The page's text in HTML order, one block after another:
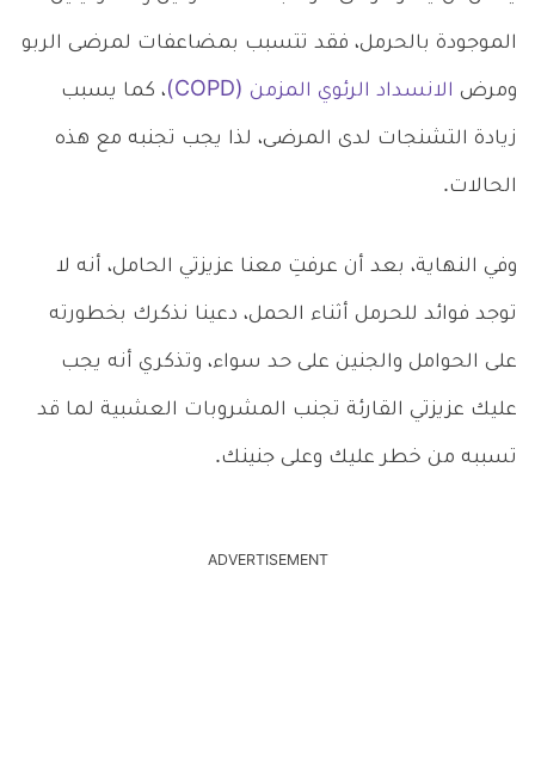
الموجودة بالحرمل، فقد تتسبب بمضاعفات لمرضى الربو
ومرض الانسداد الرئوي المزمن (COPD) ، كما يسبب
زيادة التشنجات لدى المرضى، لذا يجب تجنبه مع هذه
الحالات.
وفي النهاية، بعد أن عرفتِ معنا عزيزتي الحامل، أنه لا
توجد فوائد للحرمل أثناء الحمل، دعينا نذكرك بخطورته
على الحوامل والجنين على حد سواء، وتذكري أنه يجب
عليك عزيزتي القارئة تجنب المشروبات العشبية لما قد
تسببه من خطر عليك وعلى جنينك.
ADVERTISEMENT